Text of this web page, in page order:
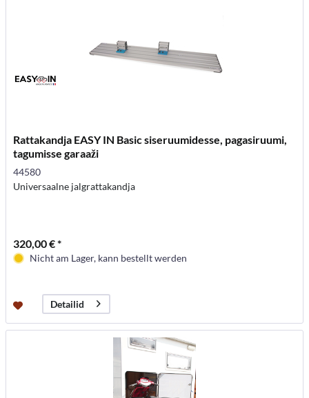
Rattakandja EASY IN Basic siseruumidesse, pagasiruumi,
tagumisse garaaži
44580
Universaalne jalgrattakandja
320,00 € *
Nicht am Lager, kann bestellt werden
Detailid